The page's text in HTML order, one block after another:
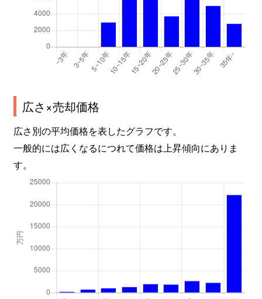
広さ×売却価格
広さ別の平均価格を表したグラフです。
一般的には広くなるにつれて価格は上昇傾向にありま
す。